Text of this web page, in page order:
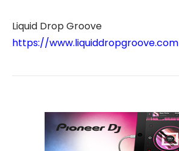
Liquid Drop Groove
https://www.liquiddropgroove.com